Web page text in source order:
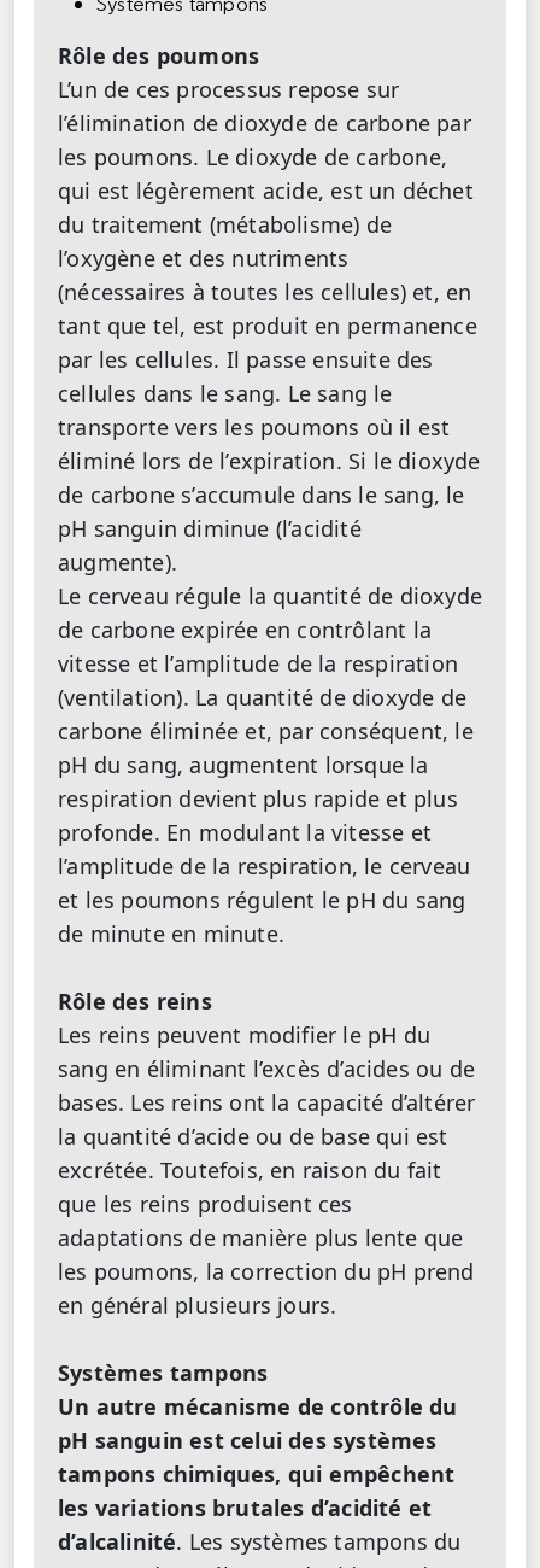
Rôle des poumons
L’un de ces processus repose sur
l’élimination de dioxyde de carbone par
les poumons. Le dioxyde de carbone,
qui est légèrement acide, est un déchet
du traitement (métabolisme) de
l’oxygène et des nutriments
(nécessaires à toutes les cellules) et, en
tant que tel, est produit en permanence
par les cellules. Il passe ensuite des
cellules dans le sang. Le sang le
transporte vers les poumons où il est
éliminé lors de l’expiration. Si le dioxyde
de carbone s’accumule dans le sang, le
pH sanguin diminue (l’acidité
augmente).
Le cerveau régule la quantité de dioxyde
de carbone expirée en contrôlant la
vitesse et l’amplitude de la respiration
(ventilation). La quantité de dioxyde de
carbone éliminée et, par conséquent, le
pH du sang, augmentent lorsque la
respiration devient plus rapide et plus
profonde. En modulant la vitesse et
l’amplitude de la respiration, le cerveau
et les poumons régulent le pH du sang
de minute en minute.
Rôle des reins
Les reins peuvent modifier le pH du
sang en éliminant l’excès d’acides ou de
bases. Les reins ont la capacité d’altérer
la quantité d’acide ou de base qui est
excrétée. Toutefois, en raison du fait
que les reins produisent ces
adaptations de manière plus lente que
les poumons, la correction du pH prend
en général plusieurs jours.
Systèmes tampons
Un autre mécanisme de contrôle du
pH sanguin est celui des systèmes
tampons chimiques, qui empêchent
les variations brutales d’acidité et
d’alcalinité. Les systèmes tampons du